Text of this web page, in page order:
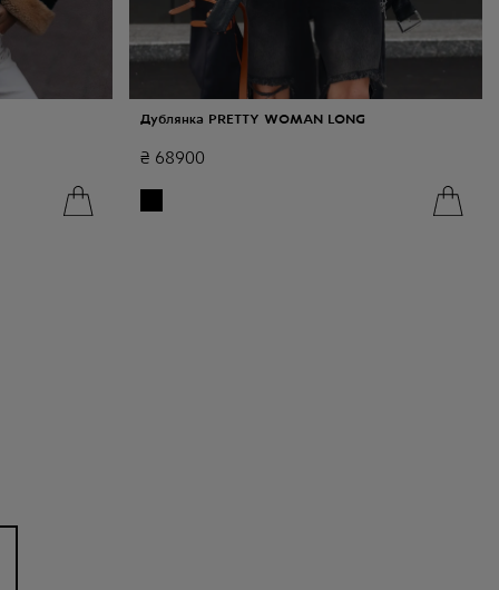
Дублянка PRETTY WOMAN LONG
₴ 68900